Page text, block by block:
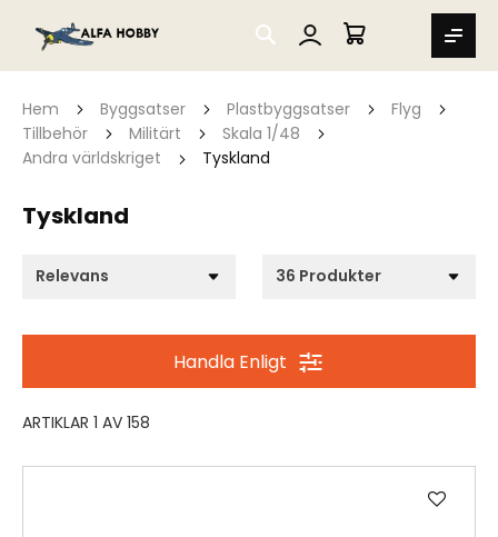
SEARCH
MIN VARUKORG
Hem Byggsatser Plastbyggsatser
Flyg
Tillbehör
Militärt
Skala 1/48
Andra världskriget
Tyskland
Tyskland
ARTIKLAR 1 AV 158
Handla Enligt